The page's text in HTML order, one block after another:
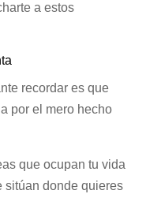
a estos
recordar es que
por el mero hecho
que ocupan tu vida
sitúan donde quieres